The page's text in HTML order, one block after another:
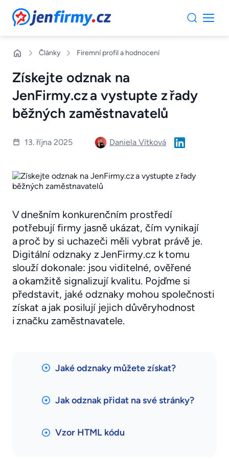
JenFirmy.cz
Články Firemní profil a hodnocení
Získejte odznak na
JenFirmy.cz a vystupte z řady
běžných zaměstnavatelů
13. října 2025 Daniela Vítková
V dnešním konkurenčním prostředí
potřebují firmy jasně ukázat, čím vynikají
a proč by si uchazeči měli vybrat právě je.
Digitální odznaky z JenFirmy.cz k tomu
slouží dokonale: jsou viditelné, ověřené
a okamžitě signalizují kvalitu. Pojďme si
představit, jaké odznaky mohou společnosti
získat a jak posilují jejich důvěryhodnost
i značku zaměstnavatele.
Jaké odznaky můžete získat?
Jak odznak přidat na své stránky?
Vzor HTML kódu